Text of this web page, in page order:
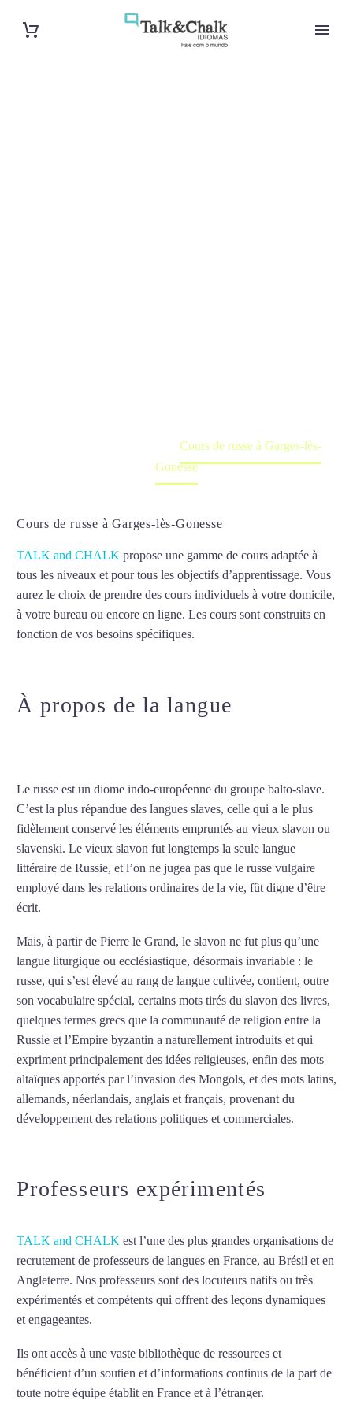
Cours de russe à Garges-lès-
Gonesse
Cours de russe à Garges-lès-Gonesse
TALK and CHALK propose une gamme de cours adaptée à
tous les niveaux et pour tous les objectifs d’apprentissage. Vous
aurez le choix de prendre des cours individuels à votre domicile,
à votre bureau ou encore en ligne. Les cours sont construits en
fonction de vos besoins spécifiques.
À propos de la langue
Le russe est un diome indo-européenne du groupe balto-slave.
C’est la plus répandue des langues slaves, celle qui a le plus
fidèlement conservé les éléments empruntés au vieux slavon ou
slavenski. Le vieux slavon fut longtemps la seule langue
littéraire de Russie, et l’on ne jugea pas que le russe vulgaire
employé dans les relations ordinaires de la vie, fût digne d’être
écrit.
Mais, à partir de Pierre le Grand, le slavon ne fut plus qu’une
langue liturgique ou ecclésiastique, désormais invariable : le
russe, qui s’est élevé au rang de langue cultivée, contient, outre
son vocabulaire spécial, certains mots tirés du slavon des livres,
quelques termes grecs que la communauté de religion entre la
Russie et l’Empire byzantin a naturellement introduits et qui
expriment principalement des idées religieuses, enfin des mots
altaïques apportés par l’invasion des Mongols, et des mots latins,
allemands, néerlandais, anglais et français, provenant du
développement des relations politiques et commerciales.
Professeurs expérimentés
TALK and CHALK est l’une des plus grandes organisations de
recrutement de professeurs de langues en France, au Brésil et en
Angleterre. Nos professeurs sont des locuteurs natifs ou très
expérimentés et compétents qui offrent des leçons dynamiques
et engageantes.
Ils ont accès à une vaste bibliothèque de ressources et
bénéficient d’un soutien et d’informations continus de la part de
toute notre équipe établit en France et à l’étranger.